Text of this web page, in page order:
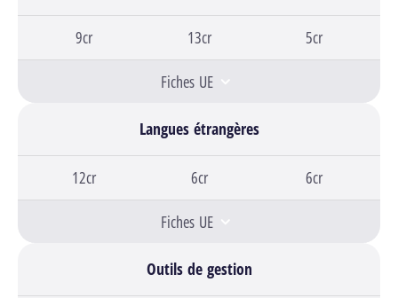
Bloc 1,
9cr Bloc 2,
13cr Bloc 3,
5cr
Fiches UE
Langues étrangères
Bloc 1,
12cr Bloc 2,
6cr Bloc 3,
6cr
Fiches UE
Outils de gestion